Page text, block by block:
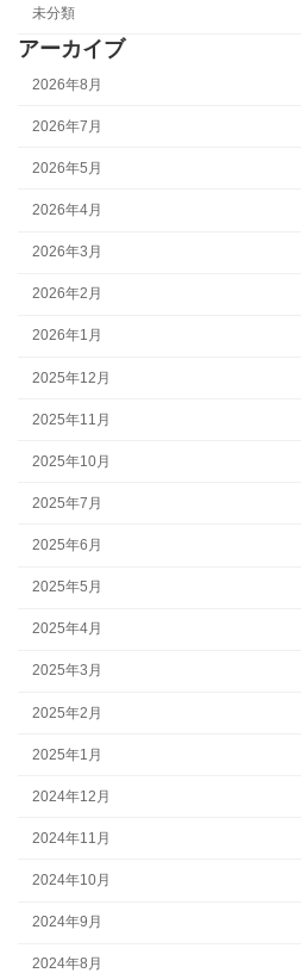
未分類
アーカイブ
2026年8月
2026年7月
2026年5月
2026年4月
2026年3月
2026年2月
2026年1月
2025年12月
2025年11月
2025年10月
2025年7月
2025年6月
2025年5月
2025年4月
2025年3月
2025年2月
2025年1月
2024年12月
2024年11月
2024年10月
2024年9月
2024年8月